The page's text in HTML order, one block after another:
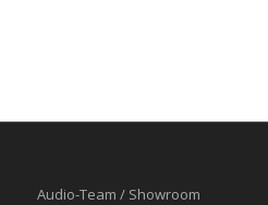
Audio-Team / Showroom